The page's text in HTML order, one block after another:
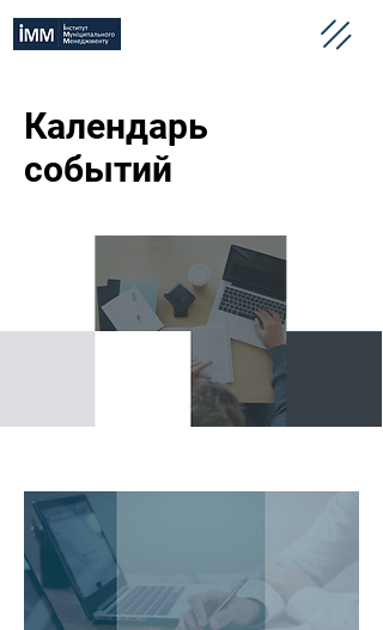
Календарь
событий